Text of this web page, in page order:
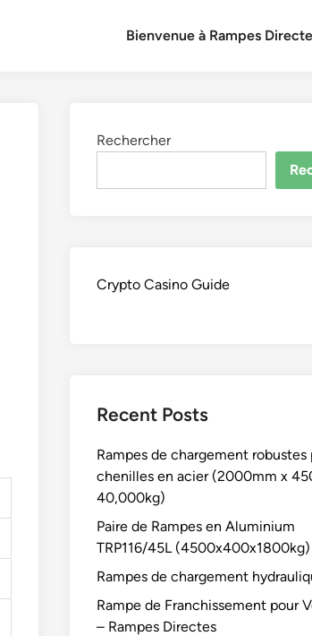
Bienvenue à Rampes
Rechercher
Crypto Casino Guide
Recent Posts
Rampes de chargement robustes
chenilles en acier (2000mm x
40,000kg)
Paire de Rampes en Aluminium
TRP116/45L (4500x400x1800kg)
Rampes de chargement
Rampe de Franchissement pour
– Rampes Directes